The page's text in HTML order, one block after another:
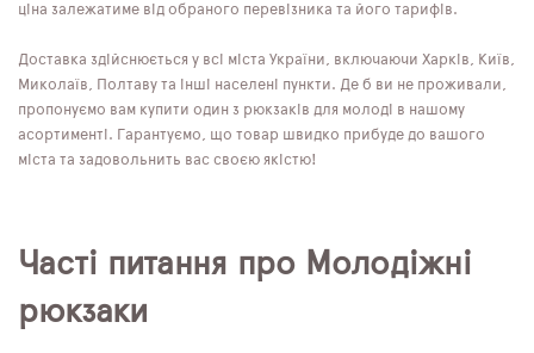
ціна залежатиме від обраного перевізника та його тарифів.
Доставка здійснюється у всі міста України, включаючи Харків, Київ,
Миколаїв, Полтаву та інші населені пункти. Де б ви не проживали,
пропонуємо вам купити один з рюкзаків для молоді в нашому
асортименті. Гарантуємо, що товар швидко прибуде до вашого
міста та задовольнить вас своєю якістю!
Часті питання про Молодіжні
рюкзаки